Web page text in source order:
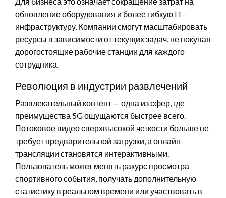
обновление оборудования и более гибкую IT-
инфраструктуру. Компании смогут масштабировать
ресурсы в зависимости от текущих задач, не покупая
дорогостоящие рабочие станции для каждого
сотрудника.
Революция в индустрии развлечений
Развлекательный контент — одна из сфер, где
преимущества 5G ощущаются быстрее всего.
Потоковое видео сверхвысокой четкости больше не
требует предварительной загрузки, а онлайн-
трансляции становятся интерактивными.
Пользователь может менять ракурс просмотра
спортивного события, получать дополнительную
статистику в реальном времени или участвовать в